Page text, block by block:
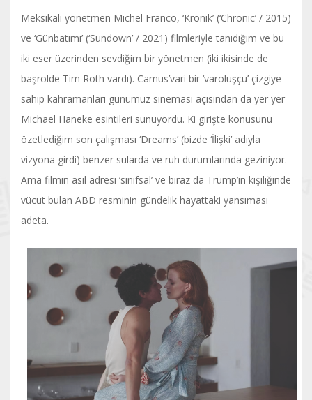
Meksikalı yönetmen Michel Franco, ‘Kronik’ (‘Chronic’ / 2015)
ve ‘Günbatımı’ (‘Sundown’ / 2021) filmleriyle tanıdığım ve bu
iki eser üzerinden sevdiğim bir yönetmen (iki ikisinde de
başrolde Tim Roth vardı). Camus’vari bir ‘varoluşçu’ çizgiye
sahip kahramanları günümüz sineması açısından da yer yer
Michael Haneke esintileri sunuyordu. Ki girişte konusunu
özetlediğim son çalışması ‘Dreams’ (bizde ‘İlişki’ adıyla
vizyona girdi) benzer sularda ve ruh durumlarında geziniyor.
Ama filmin asıl adresi ‘sınıfsal’ ve biraz da Trump’ın kişiliğinde
vücut bulan ABD resminin gündelik hayattaki yansıması
adeta.